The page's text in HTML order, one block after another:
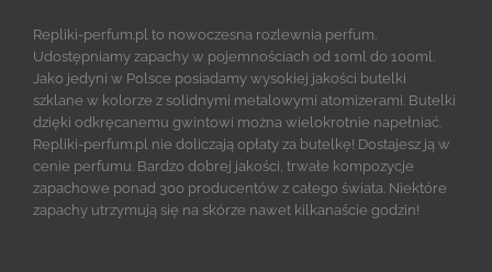
Repliki-perfum.pl to nowoczesna rozlewnia perfum.
Udostępniamy zapachy w pojemnościach od 10ml do 100ml.
Jako jedyni w Polsce posiadamy wysokiej jakości butelki
szklane w kolorze z solidnymi metalowymi atomizerami. Butelki
dzięki odkręcanemu gwintowi można wielokrotnie napełniać.
Repliki-perfum.pl nie doliczają opłaty za butelkę! Dostajesz ją w
cenie perfumu. Bardzo dobrej jakości, trwałe kompozycje
zapachowe ponad 300 producentów z całego świata. Niektóre
zapachy utrzymują się na skórze nawet kilkanaście godzin!